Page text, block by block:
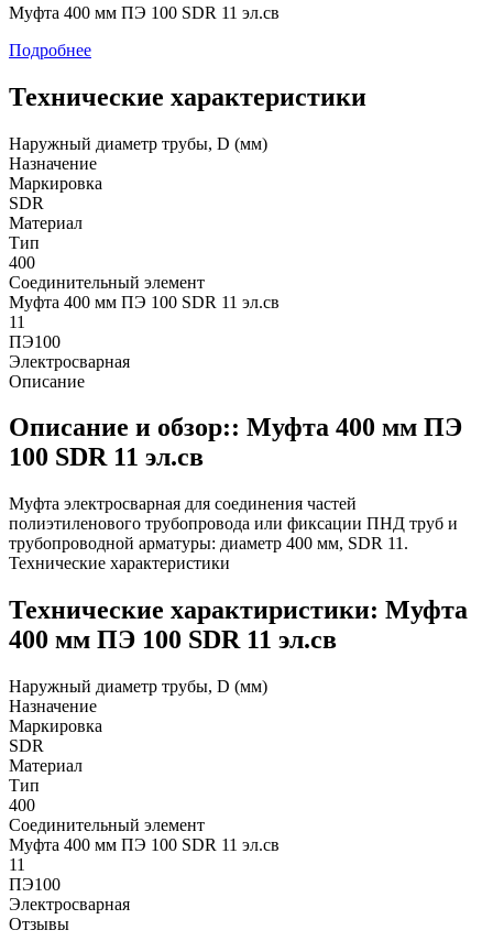
Муфта 400 мм ПЭ 100 SDR 11 эл.св
Подробнее
Технические характеристики
Наружный диаметр трубы, D (мм)
Назначение
Маркировка
SDR
Материал
Тип
400
Соединительный элемент
Муфта 400 мм ПЭ 100 SDR 11 эл.св
11
ПЭ100
Электросварная
Описание
Описание и обзор:: Муфта 400 мм ПЭ
100 SDR 11 эл.св
Муфта электросварная для соединения частей
полиэтиленового трубопровода или фиксации ПНД труб и
трубопроводной арматуры: диаметр 400 мм, SDR 11.
Технические характеристики
Технические характиристики: Муфта
400 мм ПЭ 100 SDR 11 эл.св
Наружный диаметр трубы, D (мм)
Назначение
Маркировка
SDR
Материал
Тип
400
Соединительный элемент
Муфта 400 мм ПЭ 100 SDR 11 эл.св
11
ПЭ100
Электросварная
Отзывы